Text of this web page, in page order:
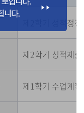
제2학기 성적정
제2학기 성적제
제1학기 수업계